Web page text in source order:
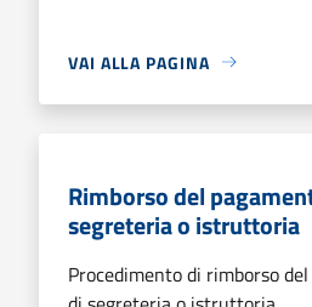
VAI ALLA PAGINA
Rimborso del
segreteria o istruttoria
Procedimento di rimborso